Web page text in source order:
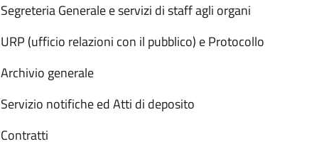
Segreteria Generale e servizi di staff agli organi
URP (ufficio relazioni con il pubblico) e Protocollo
Archivio generale
Servizio notifiche ed Atti di deposito
Contratti